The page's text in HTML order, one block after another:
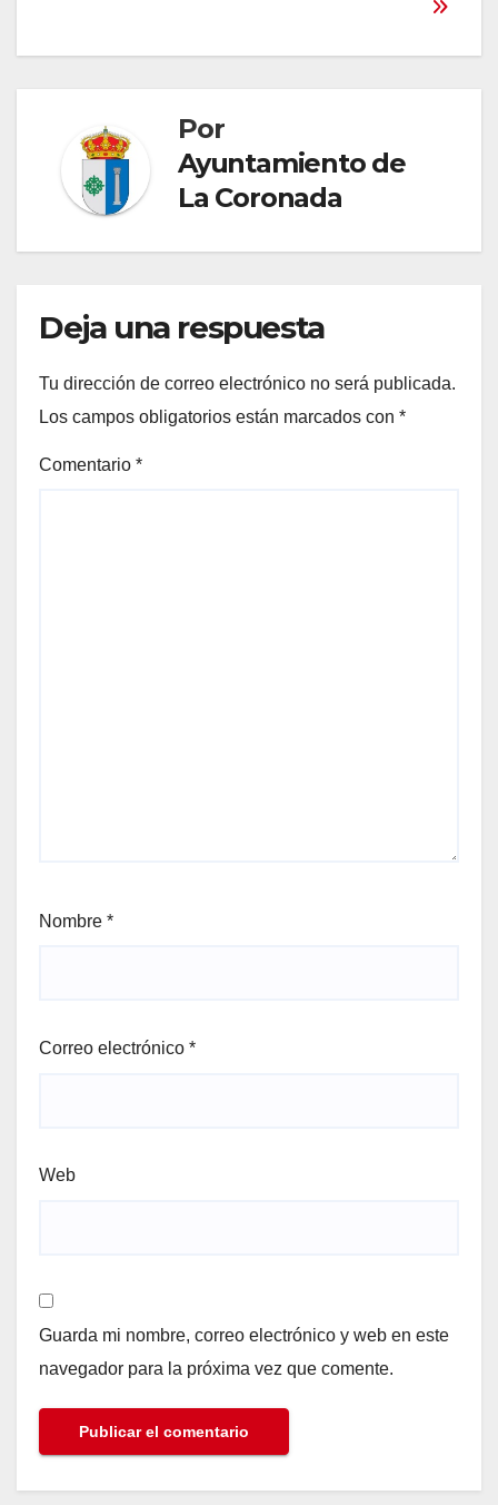
entradas
Por
Ayuntamiento de
La Coronada
Deja una respuesta
Tu dirección de correo electrónico no será publicada.
Los campos obligatorios están marcados con *
Comentario *
Nombre *
Correo electrónico *
Web
Guarda mi nombre, correo electrónico y web en este
navegador para la próxima vez que comente.